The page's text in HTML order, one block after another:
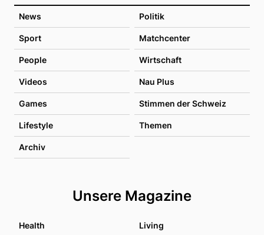
News Politik
Sport Matchcenter
People Wirtschaft
Videos Nau Plus
Games Stimmen der Schweiz
Lifestyle Themen
Archiv
Unsere Magazine
Health Living